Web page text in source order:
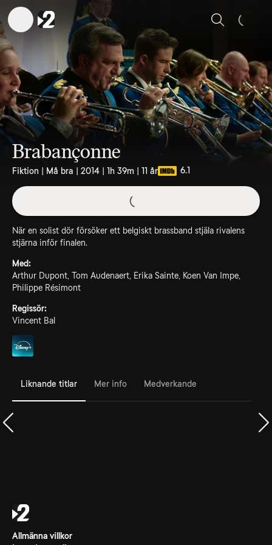
Sök
Brabançonne
Fiktion | Må bra | 2014 | 1h 39m | 11 år 6.1
När en solist dör försöker ett belgiskt brassband stjäla rivalens
stjärna inför finalen.
Med:
Arthur Dupont, Tom Audenaert, Erika Sainte, Koen Van Impe,
Philippe Résimont
Regissör:
Vincent Bal
Liknande titlar Mer info Medverkande
Allmänna villkor